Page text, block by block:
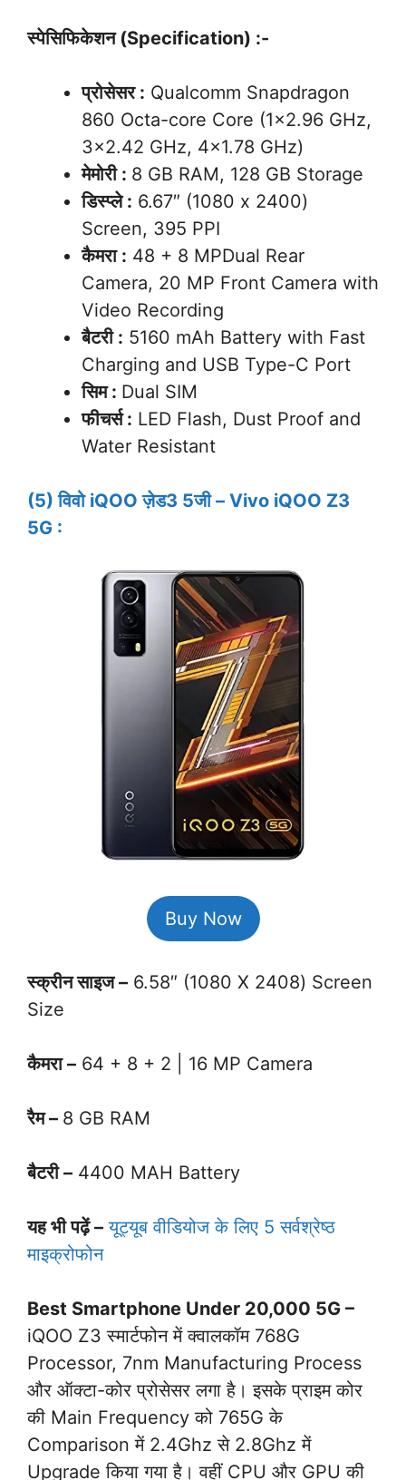
स्पेसिफिकेशन (Specification) :-
प्रोसेसर : Qualcomm Snapdragon
860 Octa-core Core (1×2.96 GHz,
3×2.42 GHz, 4×1.78 GHz)
मेमोरी : 8 GB RAM, 128 GB Storage
डिस्प्ले : 6.67″ (1080 x 2400)
Screen, 395 PPI
कैमरा : 48 + 8 MPDual Rear
Camera, 20 MP Front Camera with
Video Recording
बैटरी : 5160 mAh Battery with Fast
Charging and USB Type-C Port
सिम : Dual SIM
फीचर्स : LED Flash, Dust Proof and
Water Resistant
(5) विवो iQOO ज़ेड3 5जी – Vivo iQOO Z3
5G :
Buy Now
स्क्रीन साइज – 6.58″ (1080 X 2408) Screen
Size
कैमरा – 64 + 8 + 2 | 16 MP Camera
रैम – 8 GB RAM
बैटरी – 4400 MAH Battery
यह भी पढ़ें – यूट्यूब वीडियोज के लिए 5 सर्वश्रेष्ठ
माइक्रोफोन
Best Smartphone Under 20,000 5G –
iQOO Z3 स्मार्टफोन में क्वालकॉम 768G
Processor, 7nm Manufacturing Process
और ऑक्टा-कोर प्रोसेसर लगा है। इसके प्राइम कोर
की Main Frequency को 765G के
Comparison में 2.4Ghz से 2.8Ghz में
Upgrade किया गया है। वहीं CPU और GPU की